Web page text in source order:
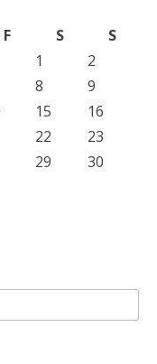
F S
S
1
2
8
9
15
16
22
23
29
30